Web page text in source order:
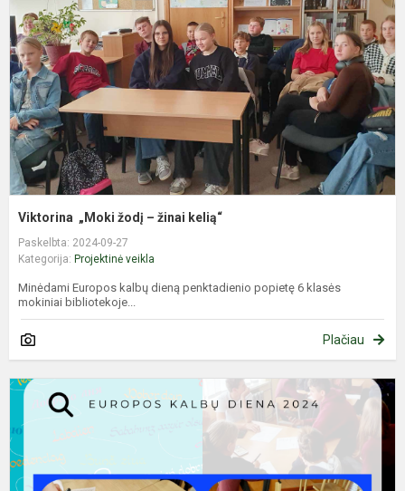
Viktorina „Moki žodį – žinai kelią“
Paskelbta: 2024-09-27
Kategorija: Projektinė veikla
Minėdami Europos kalbų dieną penktadienio popietę 6 klasės
mokiniai bibliotekoje...
Plačiau